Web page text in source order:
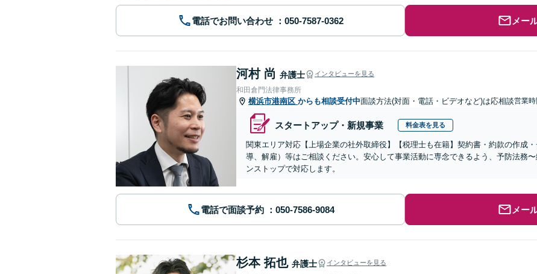
電話でお問い合わせ メー
河村 尚 弁護士 インタビューを見る
和田倉門法律事務所
横浜市港南区 からも相談受付中面談方法(対面・電話・ビデオなど)は応相談営業時
スタートアップ・新規事業 料金表を見る
関東エリア対応【上場企業の社外取締役】【税理士も在籍】契約書・約款の作成
導、解雇）等はご相談ください。安心して事業活動に専念できるよう、予防法務
ンストップで対応します。
電話で面談予約 メー
杉本 拓也 弁護士 インタビューを見る